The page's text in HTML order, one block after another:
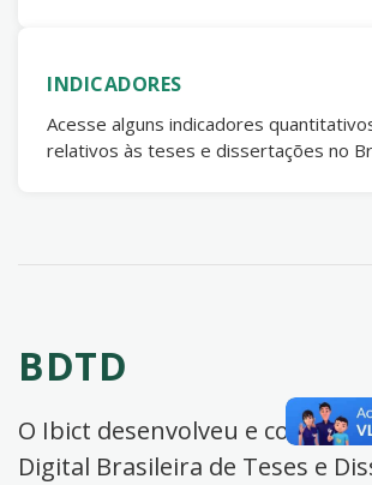
INDICADORES
Acesse alguns indicadores
relativos às teses e dissertações no
BDTD
O Ibict desenvolveu e
Digital Brasileira de Teses e